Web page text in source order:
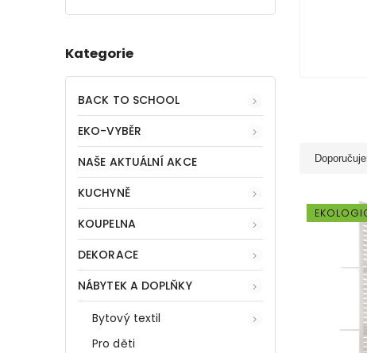
Kategorie
BACK TO SCHOOL
EKO-VYBĚR
NAŠE AKTUÁLNÍ AKCE
KUCHYNĚ
KOUPELNA
DEKORACE
NÁBYTEK A DOPLŇKY
Bytový textil
Pro děti